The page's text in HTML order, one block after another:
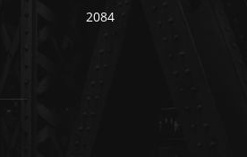
2084